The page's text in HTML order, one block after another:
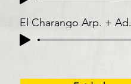
El Charango Arp. + Ad.